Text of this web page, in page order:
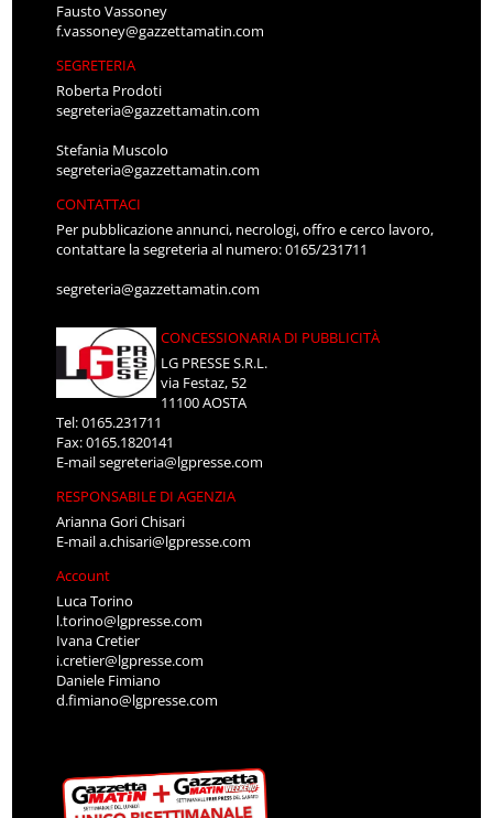
Fausto Vassoney
f.vassoney@gazzettamatin.com
SEGRETERIA
Roberta Prodoti
segreteria@gazzettamatin.com
Stefania Muscolo
segreteria@gazzettamatin.com
CONTATTACI
Per pubblicazione annunci, necrologi, offro e cerco lavoro,
contattare la segreteria al numero: 0165/231711
segreteria@gazzettamatin.com
CONCESSIONARIA DI PUBBLICITÀ
LG PRESSE S.R.L.
via Festaz, 52
11100 AOSTA
Tel: 0165.231711
Fax: 0165.1820141
E-mailsegreteria@lgpresse.com
RESPONSABILE DI AGENZIA
Arianna Gori Chisari
E-maila.chisari@lgpresse.com
Account
Luca Torino
l.torino@lgpresse.com
Ivana Cretier
i.cretier@lgpresse.com
Daniele Fimiano
d.fimiano@lgpresse.com